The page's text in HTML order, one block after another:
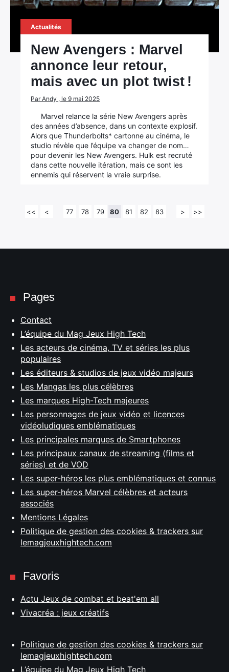
Actualités
New Avengers : Marvel
annonce leur retour,
mais avec un plot twist !
Par Andy , le 9 mai 2025
Marvel relance la série New Avengers après
des années d’absence, dans un contexte explosif.
Alors que Thunderbolts* cartonne au cinéma, le
studio révèle que l’équipe va changer de nom…
pour devenir les New Avengers. Hulk est recruté
dans cette nouvelle itération, mais ce sont les
ennemis qui réservent la vraie surprise.
<< < 77 78 79 80 81 82 83 > >>
Pages
Contact
L’équipe du Mag Jeux High Tech
Les acteurs de cinéma, TV et séries les plus
populaires
Les éditeurs & studios de jeux vidéo majeurs
Les Mangas les plus célèbres
Les marques High-Tech majeures
Les personnages de jeux vidéo et licences
vidéoludiques emblématiques
Les principales marques de Smartphones
Les principaux canaux de streaming (films et
séries) et de VOD
Les super-héros les plus emblématiques et connus
Les super-héros Marvel célèbres et acteurs
associés
Mentions Légales
Politique de gestion des cookies & trackers sur
lemagjeuxhightech.com
Favoris
Actu Jeux de combat et beat'em all
Vivacréa : jeux créatifs
Politique de gestion des cookies & trackers sur
lemagjeuxhightech.com
L’équipe du Mag Jeux High Tech